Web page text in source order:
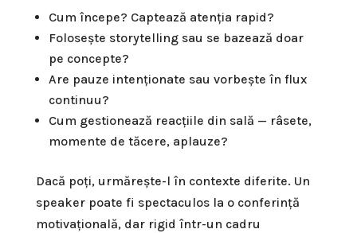
Cum începe? Captează atenția rapid?
Folosește storytelling sau se bazează doar
pe concepte?
Are pauze intenționate sau vorbește în flux
continuu?
Cum gestionează reacțiile din sală — râsete,
momente de tăcere, aplauze?
Dacă poți, urmărește-l în contexte diferite. Un
speaker poate fi spectaculos la o conferință
motivațională, dar rigid într-un cadru